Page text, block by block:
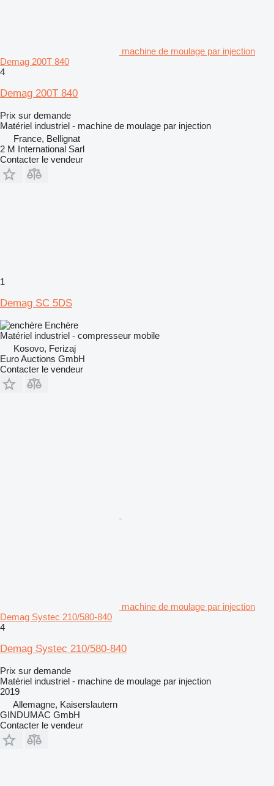
machine de moulage par injection
Demag 200T 840
4
Demag 200T 840
Prix sur demande
Matériel industriel - machine de moulage par injection
France, Bellignat
2 M International Sarl
Contacter le vendeur
1
Demag SC 5DS
Enchère
Matériel industriel - compresseur mobile
Kosovo, Ferizaj
Euro Auctions GmbH
Contacter le vendeur
machine de moulage par injection
Demag Systec 210/580-840
4
Demag Systec 210/580-840
Prix sur demande
Matériel industriel - machine de moulage par injection
2019
Allemagne, Kaiserslautern
GINDUMAC GmbH
Contacter le vendeur